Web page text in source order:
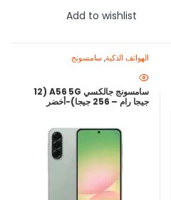
Add to wishlist
الهواتف الذكية,سامسونج
سامسونج جالكسي A56 5G (12
جيجا رام – 256 جيجا)-أخضر